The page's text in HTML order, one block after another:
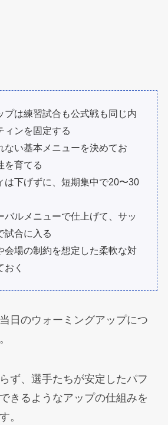
プは練習試合も公式戦も同じ内
ィンを固定する
ない基本メニューを決めてお
を育てる
は下げずに、短期集中で20〜30
バルメニューで仕上げて、サッ
試合に入る
会場の制約を想定した柔軟な対
おく
日のウォーミングアップにつ
ず、選手たちが安定したパフ
きるようなアップの仕組みを
。